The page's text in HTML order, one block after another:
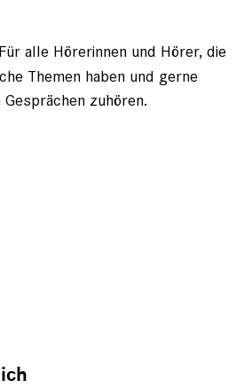
Für alle Hörerinnen und Hörer, die
Themen haben und gerne
zuhören.